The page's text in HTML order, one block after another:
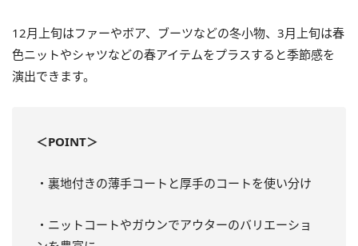
12月上旬はファーやボア、ブーツなどの冬小物、3月上旬は春
色ニットやシャツなどの春アイテムをプラスすると季節感を
演出できます。
＜POINT＞
・裏地付きの薄手コートと厚手のコートを使い分け
・ニットコートやガウンでアウターのバリエーショ